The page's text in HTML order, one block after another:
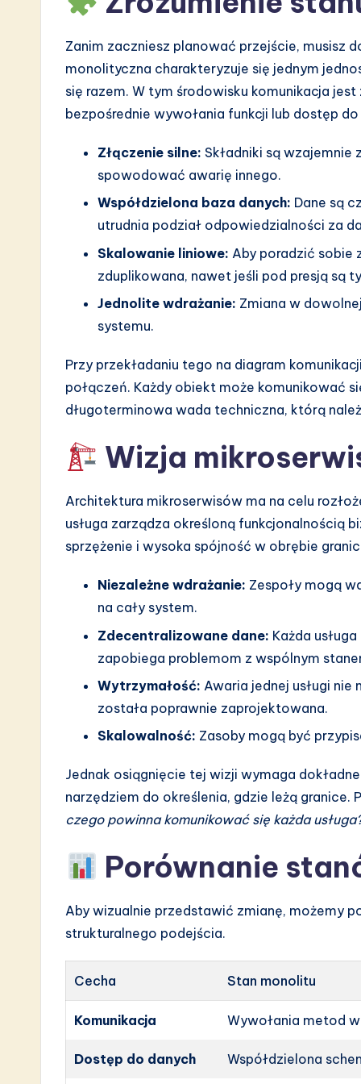
Zanim zaczniesz planować przejście, musisz
monolityczna charakteryzuje się jednym
się razem. W tym środowisku komunikacja
bezpośrednie wywołania funkcji lub dostęp
Złączenie silne: Składniki są wzajemnie
spowodować awarię innego.
Współdzielona baza danych: Dane są
utrudnia podział odpowiedzialności za
Skalowanie liniowe: Aby poradzić sobie
zduplikowana, nawet jeśli pod presją są
Jednolite wdrażanie: Zmiana w
systemu.
Przy przekładaniu tego na diagram
połączeń. Każdy obiekt może komunikować
długoterminowa wada techniczna, którą
Wizja
Architektura mikroserwisów ma na celu
usługa zarządza określoną funkcjonalnością
sprzężenie i wysoka spójność w obrębie granic
Niezależne wdrażanie: Zespoły mogą
na cały system.
Zdecentralizowane dane: Każda
zapobiega problemom z wspólnym
Wytrzymałość: Awaria jednej usługi
została poprawnie zaprojektowana.
Skalowalność: Zasoby mogą być
Jednak osiągnięcie tej wizji wymaga
narzędziem do określenia, gdzie leżą
czego powinna komunikować się każda
Porównanie
Aby wizualnie przedstawić zmianę, możemy
strukturalnego podejścia.
Cecha Stan monolitu
Komunikacja Wywołania metod
Dostęp do danych Współdzielona